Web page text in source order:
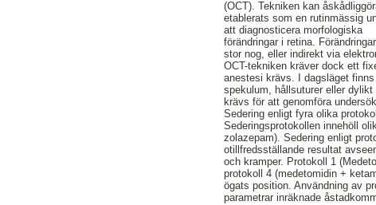
(OCT). Tekniken kan
etablerats som en rutinmässig
att diagnosticera morfologiska
förändringar i retina.
stor nog, eller indirekt via
OCT-tekniken kräver dock ett
anestesi krävs. I dagsläget
spekulum, hållsuturer eller dylikt
krävs för att genomföra
Sedering enligt fyra olika
Sederingsprotokollen innehöll
zolazepam). Sedering enligt
otillfredsställande resultat
och kramper. Protokoll 1
protokoll 4 (medetomidin +
ögats position. Användning av
parametrar inräknade